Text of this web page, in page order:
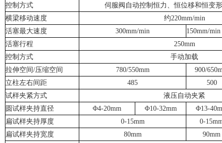
控制方式
伺服阀自动控制恒力、恒位移和恒变
横梁移动速度
约220mm/min
活塞最大速度
300mm/min
150mm/min
活塞行程
250mm
控制方式
手动加载
拉伸空间/压缩空间
780/550mm
900/
立柱左右间距
485
500
试样夹紧方式
液压自动夹紧
圆试样夹持直径
Φ4-20mm Φ10-32mm
Φ13-
扁试样夹持厚度
0-15mm
0-
扁试样夹持宽度
80mm
90mm